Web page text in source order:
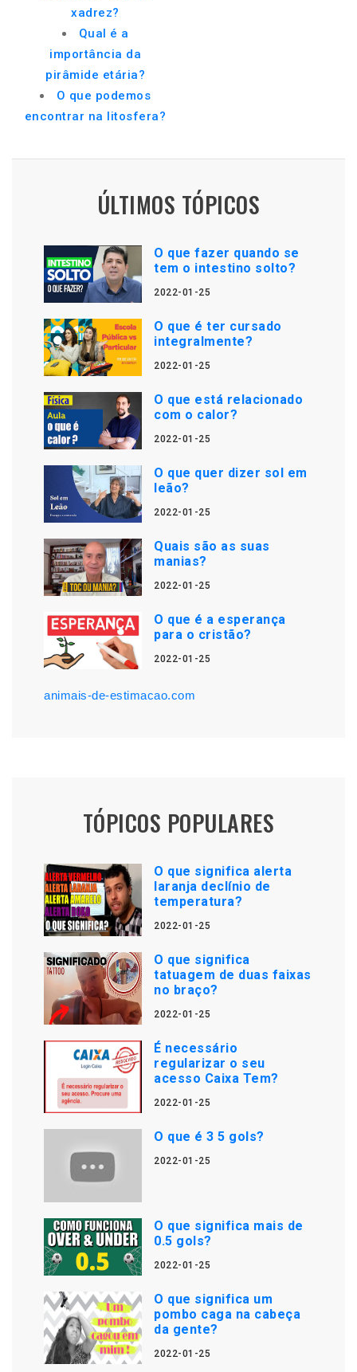
xadrez?
Qual é a
importância da
pirâmide etária?
O que podemos
encontrar na litosfera?
ÚLTIMOS TÓPICOS
O que fazer quando se
tem o intestino solto?
2022-01-25
O que é ter cursado
integralmente?
2022-01-25
O que está relacionado
com o calor?
2022-01-25
O que quer dizer sol em
leão?
2022-01-25
Quais são as suas
manias?
2022-01-25
O que é a esperança
para o cristão?
2022-01-25
animais-de-estimacao.com
TÓPICOS POPULARES
O que significa alerta
laranja declínio de
temperatura?
2022-01-25
O que significa
tatuagem de duas faixas
no braço?
2022-01-25
É necessário
regularizar o seu
acesso Caixa Tem?
2022-01-25
O que é 3 5 gols?
2022-01-25
O que significa mais de
0.5 gols?
2022-01-25
O que significa um
pombo caga na cabeça
da gente?
2022-01-25